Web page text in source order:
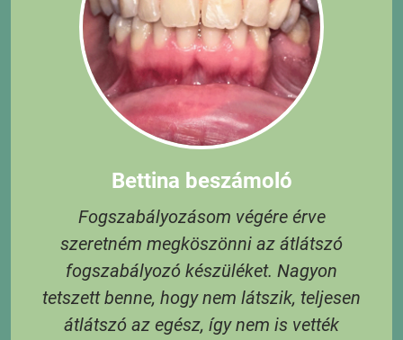
Bettina beszámoló
Fogszabályozásom végére érve
szeretném megköszönni az átlátszó
fogszabályozó készüléket. Nagyon
tetszett benne, hogy nem látszik, teljesen
átlátszó az egész, így nem is vették